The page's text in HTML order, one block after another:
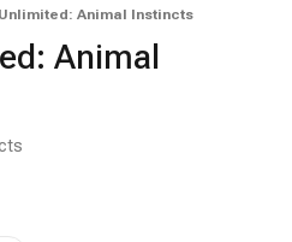
Animal Instincts
Animal